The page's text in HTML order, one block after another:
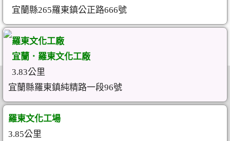
宜蘭縣265羅東鎮公正路666號
羅東文化工廠
宜蘭．羅東文化工廠
3.83公里
宜蘭縣羅東鎮純精路一段96號
羅東文化工場
3.85公里